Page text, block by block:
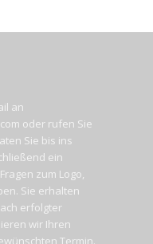
an
oder rufen Sie
Sie bis ins
ein
zum Logo,
Sie erhalten
erfolgter
wir Ihren
Termin.